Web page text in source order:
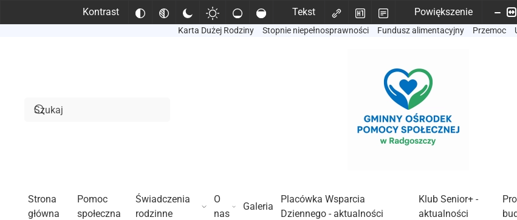
Kontrast Tekst Powiększenie
Karta Dużej Rodziny Stopnie niepełnosprawności Fundusz alimentacyjny Przemoc
Strona
główna
Pomoc
społeczna
Świadczenia
rodzinne
O
nas
Galeria
Placówka Wsparcia
Dziennego - aktualności
Klub Senior+ -
aktualności